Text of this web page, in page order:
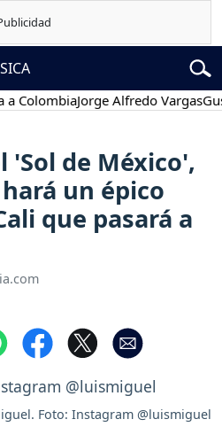
Jorge Alfredo Vargas
'Sol de México',
un épico
que pasará a
Foto: Instagram @luismiguel